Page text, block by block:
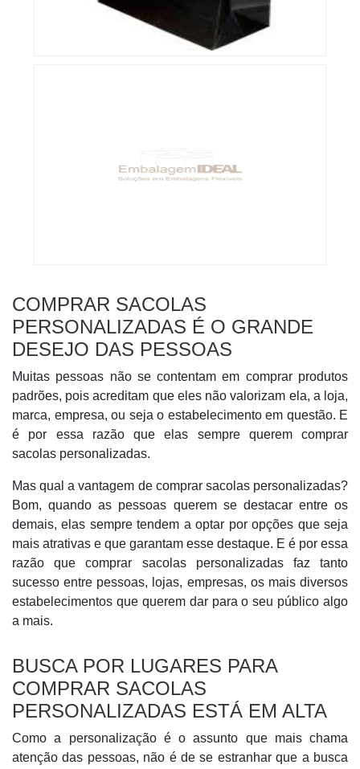
COMPRAR SACOLAS
PERSONALIZADAS É O GRANDE
DESEJO DAS PESSOAS
Muitas pessoas não se contentam em comprar produtos
padrões, pois acreditam que eles não valorizam ela, a loja,
marca, empresa, ou seja o estabelecimento em questão. E
é por essa razão que elas sempre querem comprar
sacolas personalizadas.
Mas qual a vantagem de comprar sacolas personalizadas?
Bom, quando as pessoas querem se destacar entre os
demais, elas sempre tendem a optar por opções que seja
mais atrativas e que garantam esse destaque. E é por essa
razão que comprar sacolas personalizadas faz tanto
sucesso entre pessoas, lojas, empresas, os mais diversos
estabelecimentos que querem dar para o seu público algo
a mais.
BUSCA POR LUGARES PARA
COMPRAR SACOLAS
PERSONALIZADAS ESTÁ EM ALTA
Como a personalização é o assunto que mais chama
atenção das pessoas, não é de se estranhar que a busca